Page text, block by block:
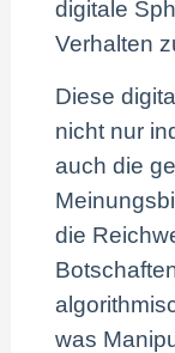
digitale
Verhalten
Diese
nicht nur
auch die
die
was